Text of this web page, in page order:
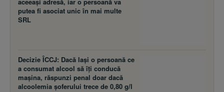
putea fi asociat unic în mai multe
SRL
Decizie ÎCCJ: Dacă laşi o persoană ce
a consumat alcool să îţi conducă
maşina, răspunzi penal doar dacă
alcoolemia şoferului trece de 0,80 g/l